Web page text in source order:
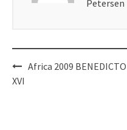
Petersen
Post
navigation
Africa 2009 BENEDICTO
XVI